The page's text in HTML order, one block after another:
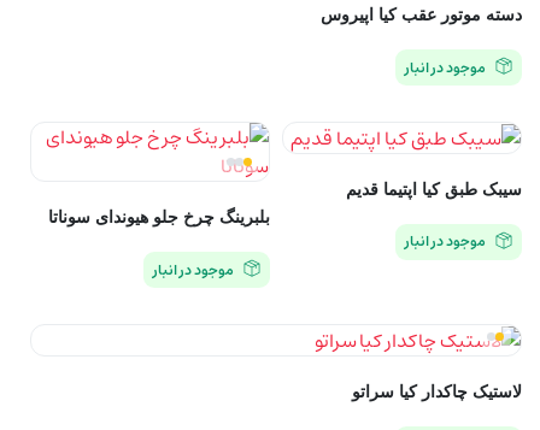
دسته موتور عقب کیا اپیروس
موجود در انبار
سیبک طبق کیا اپتیما قدیم
موجود در انبار
بلبرینگ چرخ جلو هیوندای سوناتا
موجود در انبار
لاستیک چاکدار کیا سراتو